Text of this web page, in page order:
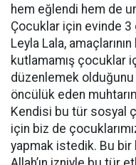
hem eğlendi hem de
Çocuklar için evinde 3
Leyla Lala,
kutlamamış çocuklar
düzenlemek
öncülük eden
Kendisi bu tür sosyal
için biz de
yapmak istedik. Bu bir